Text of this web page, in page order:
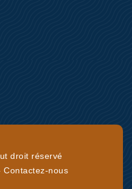
droit réservé
Contactez-nous